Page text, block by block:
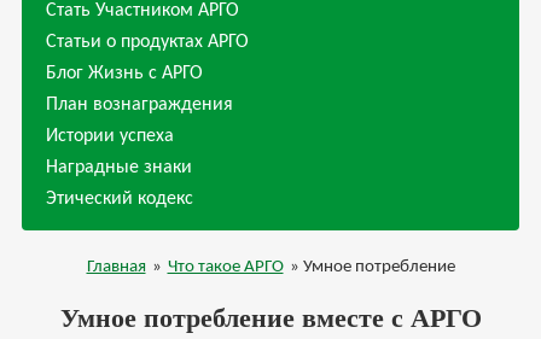
Стать Участником АРГО
Статьи о продуктах АРГО
Блог Жизнь с АРГО
План вознаграждения
Истории успеха
Наградные знаки
Этический кодекс
Главная » Что такое АРГО » Умное потребление
Умное потребление вместе с АРГО